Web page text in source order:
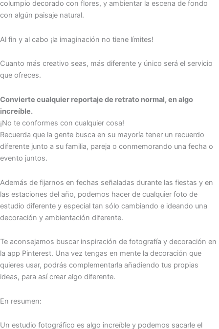
columpio decorado con flores, y ambientar la escena de fondo
con algún paisaje natural.
Al fin y al cabo ¡la imaginación no tiene límites!
Cuanto más creativo seas, más diferente y único será el servicio
que ofreces.
Convierte cualquier reportaje de retrato normal, en algo
increíble.
¡No te conformes con cualquier cosa!
Recuerda que la gente busca en su mayoría tener un recuerdo
diferente junto a su familia, pareja o conmemorando una fecha o
evento juntos.
Además de fijarnos en fechas señaladas durante las fiestas y en
las estaciones del año, podemos hacer de cualquier foto de
estudio diferente y especial tan sólo cambiando e ideando una
decoración y ambientación diferente.
Te aconsejamos buscar inspiración de fotografía y decoración en
la app Pinterest. Una vez tengas en mente la decoración que
quieres usar, podrás complementarla añadiendo tus propias
ideas, para así crear algo diferente.
En resumen:
Un estudio fotográfico es algo increíble y podemos sacarle el